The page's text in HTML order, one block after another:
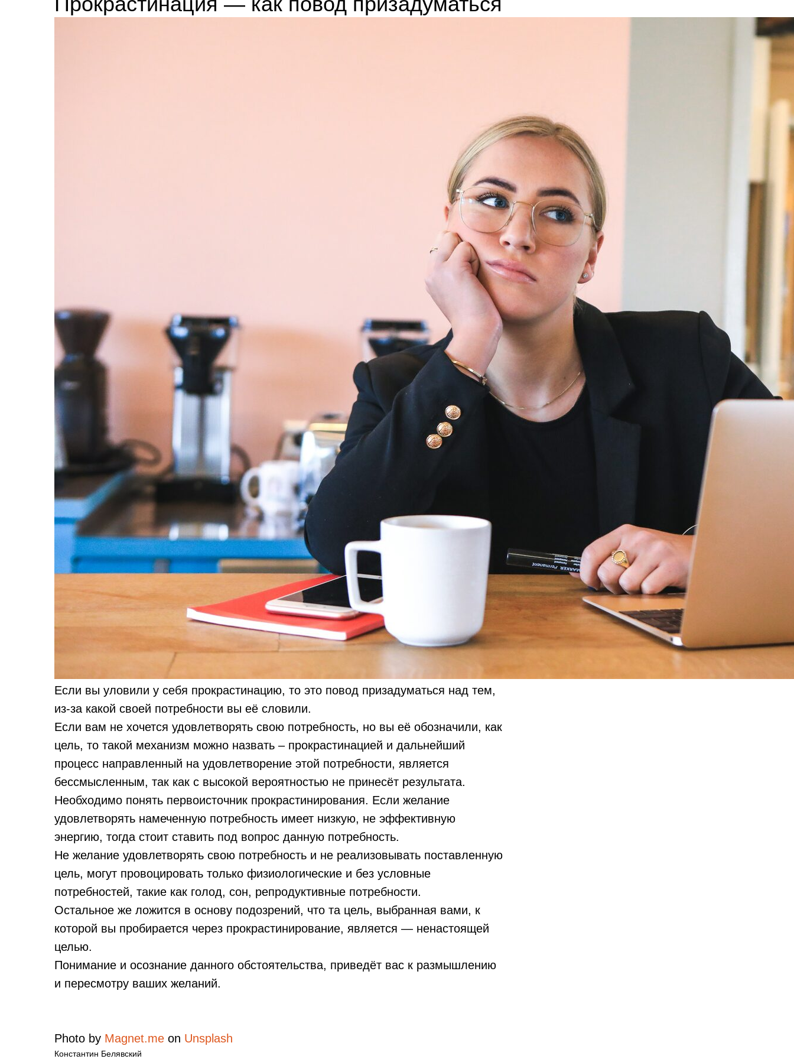
Если вы уловили у себя прокрастинацию, то это повод призадуматься над тем,
из-за какой своей потребности вы её словили.
Если вам не хочется удовлетворять свою потребность, но вы её обозначили, как
цель, то такой механизм можно назвать – прокрастинацией и дальнейший
процесс направленный на удовлетворение этой потребности, является
бессмысленным, так как с высокой вероятностью не принесёт результата.
Необходимо понять первоисточник прокрастинирования. Если желание
удовлетворять намеченную потребность имеет низкую, не эффективную
энергию, тогда стоит ставить под вопрос данную потребность.
Не желание удовлетворять свою потребность и не реализовывать поставленную
цель, могут провоцировать только физиологические и без условные
потребностей, такие как голод, сон, репродуктивные потребности.
Остальное же ложится в основу подозрений, что та цель, выбранная вами, к
которой вы пробирается через прокрастинирование, является — ненастоящей
целью.
Понимание и осознание данного обстоятельства, приведёт вас к размышлению
и пересмотру ваших желаний.
Photo by Magnet.me on Unsplash
Константин Белявский